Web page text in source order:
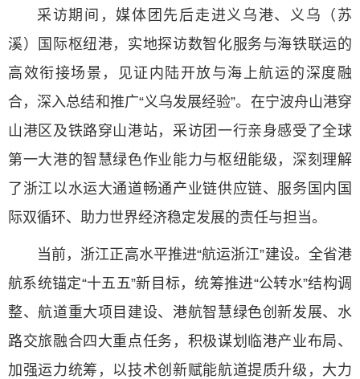
采访期间，媒体团先后走进义乌港、义乌（苏
溪）国际枢纽港，实地探访数智化服务与海铁联运的
高效衔接场景，见证内陆开放与海上航运的深度融
合，深入总结和推广“义乌发展经验”。在宁波舟山港穿
山港区及铁路穿山港站，采访团一行亲身感受了全球
第一大港的智慧绿色作业能力与枢纽能级，深刻理解
了浙江以水运大通道畅通产业链供应链、服务国内国
际双循环、助力世界经济稳定发展的责任与担当。
当前，浙江正高水平推进“航运浙江”建设。全省港
航系统锚定“十五五”新目标，统筹推进“公转水”结构调
整、航道重大项目建设、港航智慧绿色创新发展、水
路交旅融合四大重点任务，积极谋划临港产业布局、
加强运力统筹，以技术创新赋能航道提质升级，大力